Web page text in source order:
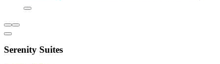
Serenity Suites